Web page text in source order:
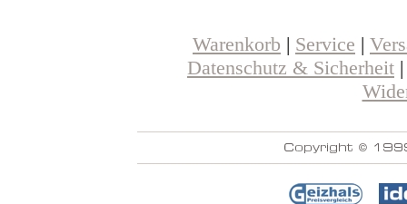
Warenkorb | Service |
Datenschutz & Sicherheit